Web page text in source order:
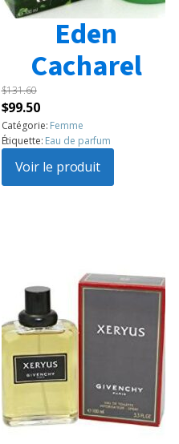
Eden
Cacharel
$131.60
Le
prix
initial
était :
$131.60.
$99.50Le
prix
actuel
est :
$99.50.
Catégorie: Femme
Étiquette: Eau de parfum
Voir le produit